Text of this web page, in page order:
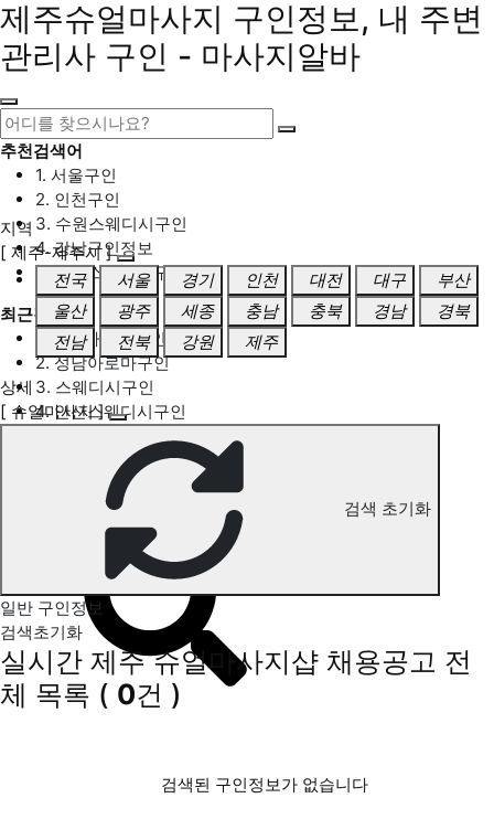
제주슈얼마사지 구인정보, 내 주변
관리사 구인 - 마사지알바
추천검색어
1. 서울구인
2. 인천구인
3. 수원스웨디시구인
4. 강남구인정보
5. 동탄스웨디시구인
최근검색어
1. 일산마사지구인
2. 성남아로마구인
3. 스웨디시구인
4. 안산스웨디시구인
제주 슈얼마사지 구인정보
지역
[ 제주-제주시 ]
전국
서울 경기 인천 대전 대구
부산
울산
광주 세종 충남 충북 경남
경북
전남
전북 강원 제주
상세
[ 슈얼마사지 ]
검색 초기화
일반 구인정보
검색초기화
실시간 제주 슈얼마사지샵 채용공고 전
체 목록 ( 0건 )
검색된 구인정보가 없습니다